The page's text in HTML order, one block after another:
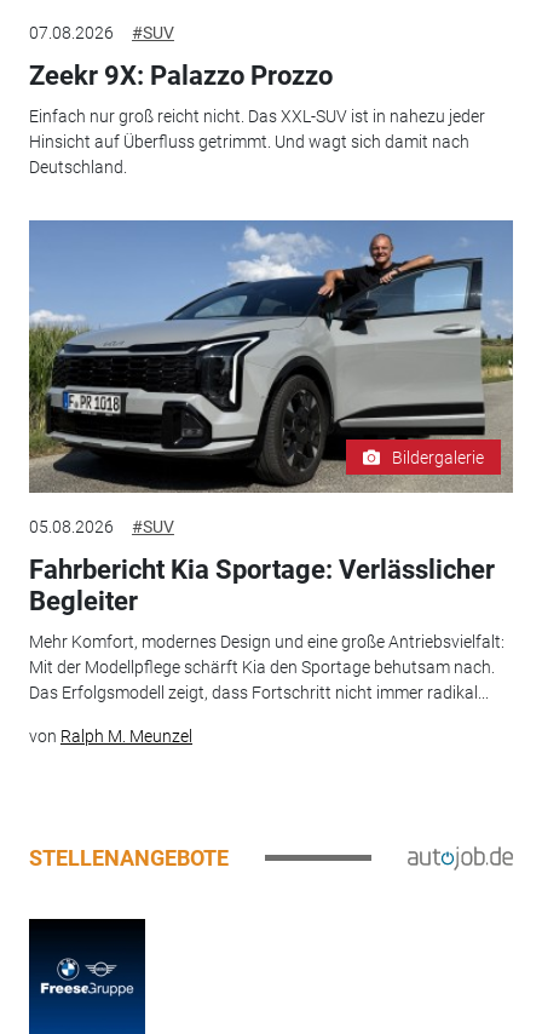
07.08.2026 #SUV
Zeekr 9X: Palazzo Prozzo
Einfach nur groß reicht nicht. Das XXL-SUV ist in nahezu jeder
Hinsicht auf Überfluss getrimmt. Und wagt sich damit nach
Deutschland.
Bildergalerie
05.08.2026 #SUV
Fahrbericht Kia Sportage: Verlässlicher
Begleiter
Mehr Komfort, modernes Design und eine große Antriebsvielfalt:
Mit der Modellpflege schärft Kia den Sportage behutsam nach.
Das Erfolgsmodell zeigt, dass Fortschritt nicht immer radikal...
von Ralph M. Meunzel
STELLENANGEBOTE